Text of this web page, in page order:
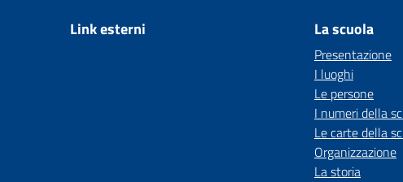
Link esterni La scuola
Presentazione
I luoghi
Le persone
I numeri della
Le carte della
Organizzazione
La storia